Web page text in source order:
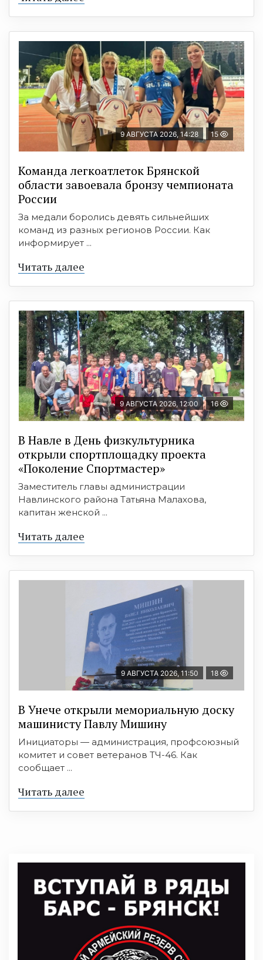
9 АВГУСТА 2026, 14:28 15
Команда легкоатлеток Брянской
области завоевала бронзу чемпионата
России
За медали боролись девять сильнейших
команд из разных регионов России. Как
информирует ...
Читать далее
9 АВГУСТА 2026, 12:00 16
В Навле в День физкультурника
открыли спортплощадку проекта
«Поколение Спортмастер»
Заместитель главы администрации
Навлинского района Татьяна Малахова,
капитан женской ...
Читать далее
9 АВГУСТА 2026, 11:50 18
В Унече открыли мемориальную доску
машинисту Павлу Мишину
Инициаторы — администрация, профсоюзный
комитет и совет ветеранов ТЧ-46. Как
сообщает ...
Читать далее